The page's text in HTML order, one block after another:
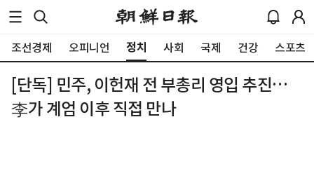
조선경제 오피니언 정치 사회 국제 건강 스포츠
[단독] 민주, 이헌재 전 부총리 영입 추진…
李가 계엄 이후 직접 만나